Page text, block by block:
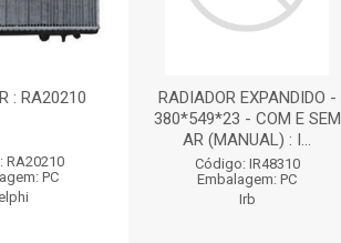
: RA20210
RA20210
PC
RADIADOR EXPANDIDO -
380*549*23 - COM E SEM
AR (MANUAL) : I...
Código: IR48310
Embalagem: PC
Irb